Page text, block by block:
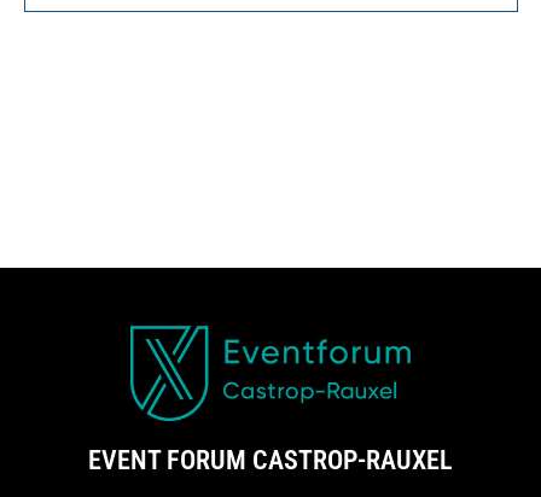
EVENT FORUM CASTROP-RAUXEL